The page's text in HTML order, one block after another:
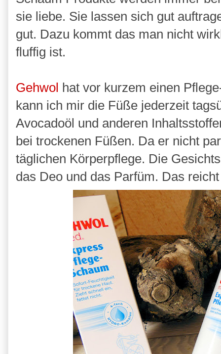
sie liebe. Sie lassen sich gut
gut. Dazu kommt das man nicht
fluffig ist.
Gehwol hat vor kurzem einen
kann ich mir die Füße jederzeit
Avocadoöl und anderen
bei trockenen Füßen. Da er nicht
täglichen Körperpflege. Die
das Deo und das Parfüm. Das